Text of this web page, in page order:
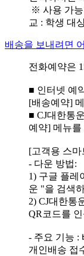
※ 사용 가능
교 : 학생 대
배송을 보내려면
전화예약은
■ 인터넷 예
[배송예약]
■ CJ대한통
예약] 메뉴
[고객용 스
- 다운 방법:
1) 구글 플레
운 "을 검색
2) CJ대한통
QR코드를 인
- 주요 기능 :
개인배송 접